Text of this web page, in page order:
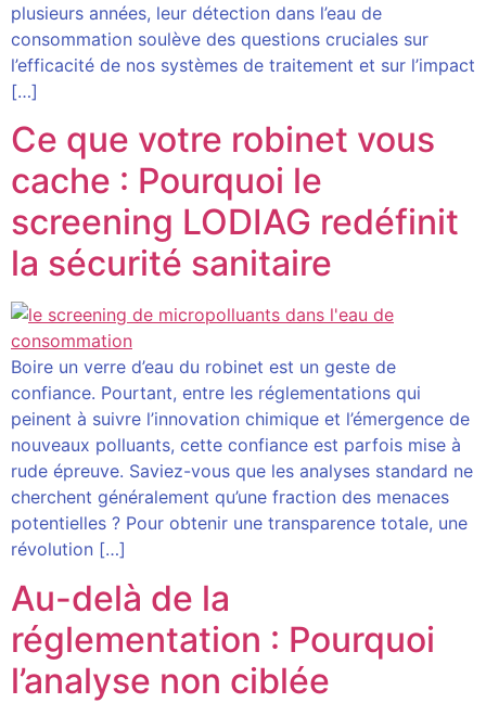
plusieurs années, leur détection dans l’eau de
consommation soulève des questions cruciales sur
l’efficacité de nos systèmes de traitement et sur l’impact
[…]
Ce que votre robinet vous
cache : Pourquoi le
screening LODIAG redéfinit
la sécurité sanitaire
Boire un verre d’eau du robinet est un geste de
confiance. Pourtant, entre les réglementations qui
peinent à suivre l’innovation chimique et l’émergence de
nouveaux polluants, cette confiance est parfois mise à
rude épreuve. Saviez-vous que les analyses standard ne
cherchent généralement qu’une fraction des menaces
potentielles ? Pour obtenir une transparence totale, une
révolution […]
Au-delà de la
réglementation : Pourquoi
l’analyse non ciblée